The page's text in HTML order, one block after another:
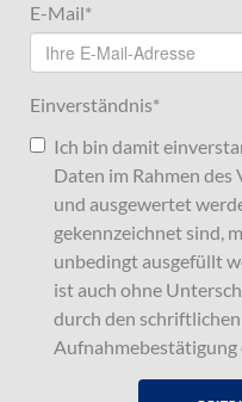
E-Mail*
Einverständnis*
Ich bin damit
Daten im Rahmen des
und ausgewertet
gekennzeichnet sind,
unbedingt ausgefüllt
ist auch ohne
durch den
Aufnahmebestätigung